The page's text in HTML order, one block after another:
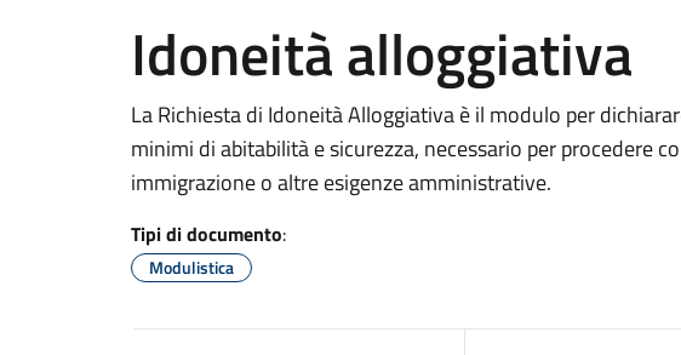
Idoneità alloggiativa
La Richiesta di Idoneità Alloggiativa è il modulo per
minimi di abitabilità e sicurezza, necessario per procedere
immigrazione o altre esigenze amministrative.
Tipi di documento:
Modulistica